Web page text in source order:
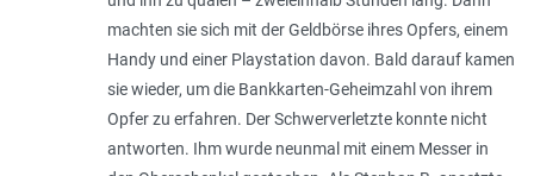
machten sie sich mit der Geldbörse ihres Opfers, einem
Handy und einer Playstation davon. Bald darauf kamen
sie wieder, um die Bankkarten-Geheimzahl von ihrem
Opfer zu erfahren. Der Schwerverletzte konnte nicht
antworten. Ihm wurde neunmal mit einem Messer in